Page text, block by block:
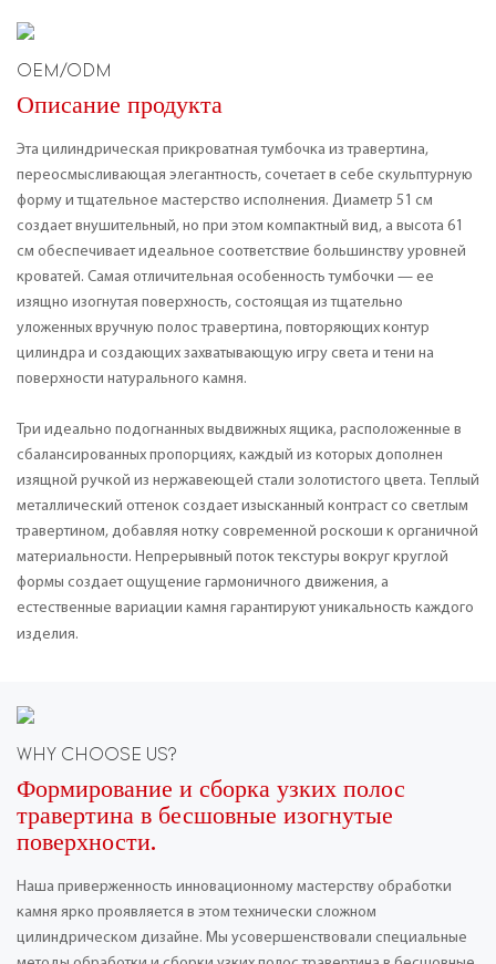
OEM/ODM
Описание продукта
Эта цилиндрическая прикроватная тумбочка из травертина,
переосмысливающая элегантность, сочетает в себе скульптурную
форму и тщательное мастерство исполнения. Диаметр 51 см
создает внушительный, но при этом компактный вид, а высота 61
см обеспечивает идеальное соответствие большинству уровней
кроватей. Самая отличительная особенность тумбочки — ее
изящно изогнутая поверхность, состоящая из тщательно
уложенных вручную полос травертина, повторяющих контур
цилиндра и создающих захватывающую игру света и тени на
поверхности натурального камня.
Три идеально подогнанных выдвижных ящика, расположенные в
сбалансированных пропорциях, каждый из которых дополнен
изящной ручкой из нержавеющей стали золотистого цвета. Теплый
металлический оттенок создает изысканный контраст со светлым
травертином, добавляя нотку современной роскоши к органичной
материальности. Непрерывный поток текстуры вокруг круглой
формы создает ощущение гармоничного движения, а
естественные вариации камня гарантируют уникальность каждого
изделия.
WHY CHOOSE US?
Формирование и сборка узких полос
травертина в бесшовные изогнутые
поверхности.
Наша приверженность инновационному мастерству обработки
камня ярко проявляется в этом технически сложном
цилиндрическом дизайне. Мы усовершенствовали специальные